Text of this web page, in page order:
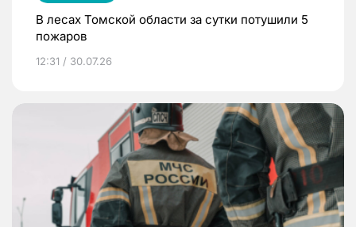
В лесах Томской области за сутки потушили 5
пожаров
12:31 / 30.07.26